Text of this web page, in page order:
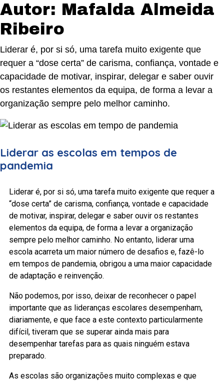
Autor: Mafalda Almeida
Ribeiro
Liderar é, por si só, uma tarefa muito exigente que
requer a “dose certa” de carisma, confiança, vontade e
capacidade de motivar, inspirar, delegar e saber ouvir
os restantes elementos da equipa, de forma a levar a
organização sempre pelo melhor caminho.
Liderar as escolas em tempos de
pandemia
Liderar é, por si só, uma tarefa muito exigente que requer a
“dose certa” de carisma, confiança, vontade e capacidade
de motivar, inspirar, delegar e saber ouvir os restantes
elementos da equipa, de forma a levar a organização
sempre pelo melhor caminho. No entanto, liderar uma
escola acarreta um maior número de desafios e, fazê-lo
em tempos de pandemia, obrigou a uma maior capacidade
de adaptação e reinvenção.
Não podemos, por isso, deixar de reconhecer o papel
importante que as lideranças escolares desempenham,
diariamente, e que face a este contexto particularmente
difícil, tiveram que se superar ainda mais para
desempenhar tarefas para as quais ninguém estava
preparado.
As escolas são organizações muito complexas e que